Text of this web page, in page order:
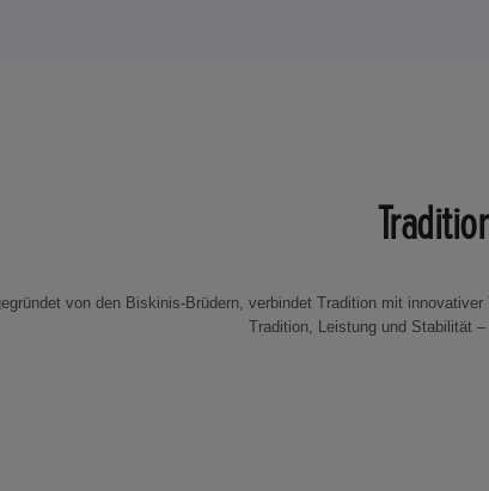
von den Biskinis-Brüdern, verbindet Tradition mit
Tradition, Leistung und Stabilität